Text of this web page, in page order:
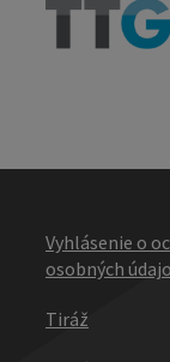
Vyhlásenie o
osobných
Tiráž